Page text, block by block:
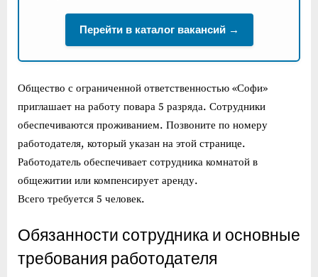
Перейти в каталог вакансий →
Общество с ограниченной ответственностью «Софи»
приглашает на работу повара 5 разряда. Сотрудники
обеспечиваются проживанием. Позвоните по номеру
работодателя, который указан на этой странице.
Работодатель обеспечивает сотрудника комнатой в
общежитии или компенсирует аренду.
Всего требуется 5 человек.
Обязанности сотрудника и основные
требования работодателя